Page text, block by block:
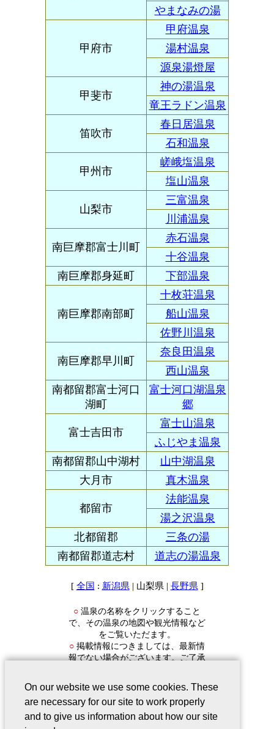
やまなみの湯
甲府市
甲府温泉
湯村温泉
源泉湯燈屋
甲斐市
神の湯温泉
竜王ラドン温泉
笛吹市
春日居温泉
石和温泉
甲州市
嵯峨塩温泉
塩山温泉
山梨市
三富温泉
川浦温泉
南巨摩郡富士川町
赤石温泉
十谷温泉
南巨摩郡身延町
下部温泉
南巨摩郡南部町
十枚荘温泉
船山温泉
佐野川温泉
南巨摩郡早川町
奈良田温泉
西山温泉
南都留郡富士河口
湖町
富士河口湖温泉
郷
富士吉田市
富士山温泉
ふじやま温泉
南都留郡山中湖村
山中湖温泉
大月市
真木温泉
都留市
法能温泉
湯之沢温泉
北都留郡
三条の湯
南都留郡道志村
道志の湯温泉
[ 全国 : 新潟県 | 山梨県 | 長野県 ]
○ 温泉の名称をクリックすること
で、その温泉の地図や観光情報など
をご覧いただます。
○ 掲載情報につきましては、最新情
報でない場合がございます。ご了承
On our website we use some cookies. These
are necessary for our site to work properly
and to give us information about how our site